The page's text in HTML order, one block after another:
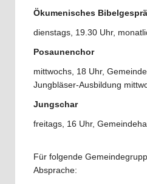
Ökumenisches
dienstags, 19.30 Uhr,
Posaunenchor
mittwochs, 18 Uhr,
Jungbläser-Ausbildung
Jungschar
freitags, 16 Uhr,
Für folgende
Absprache: